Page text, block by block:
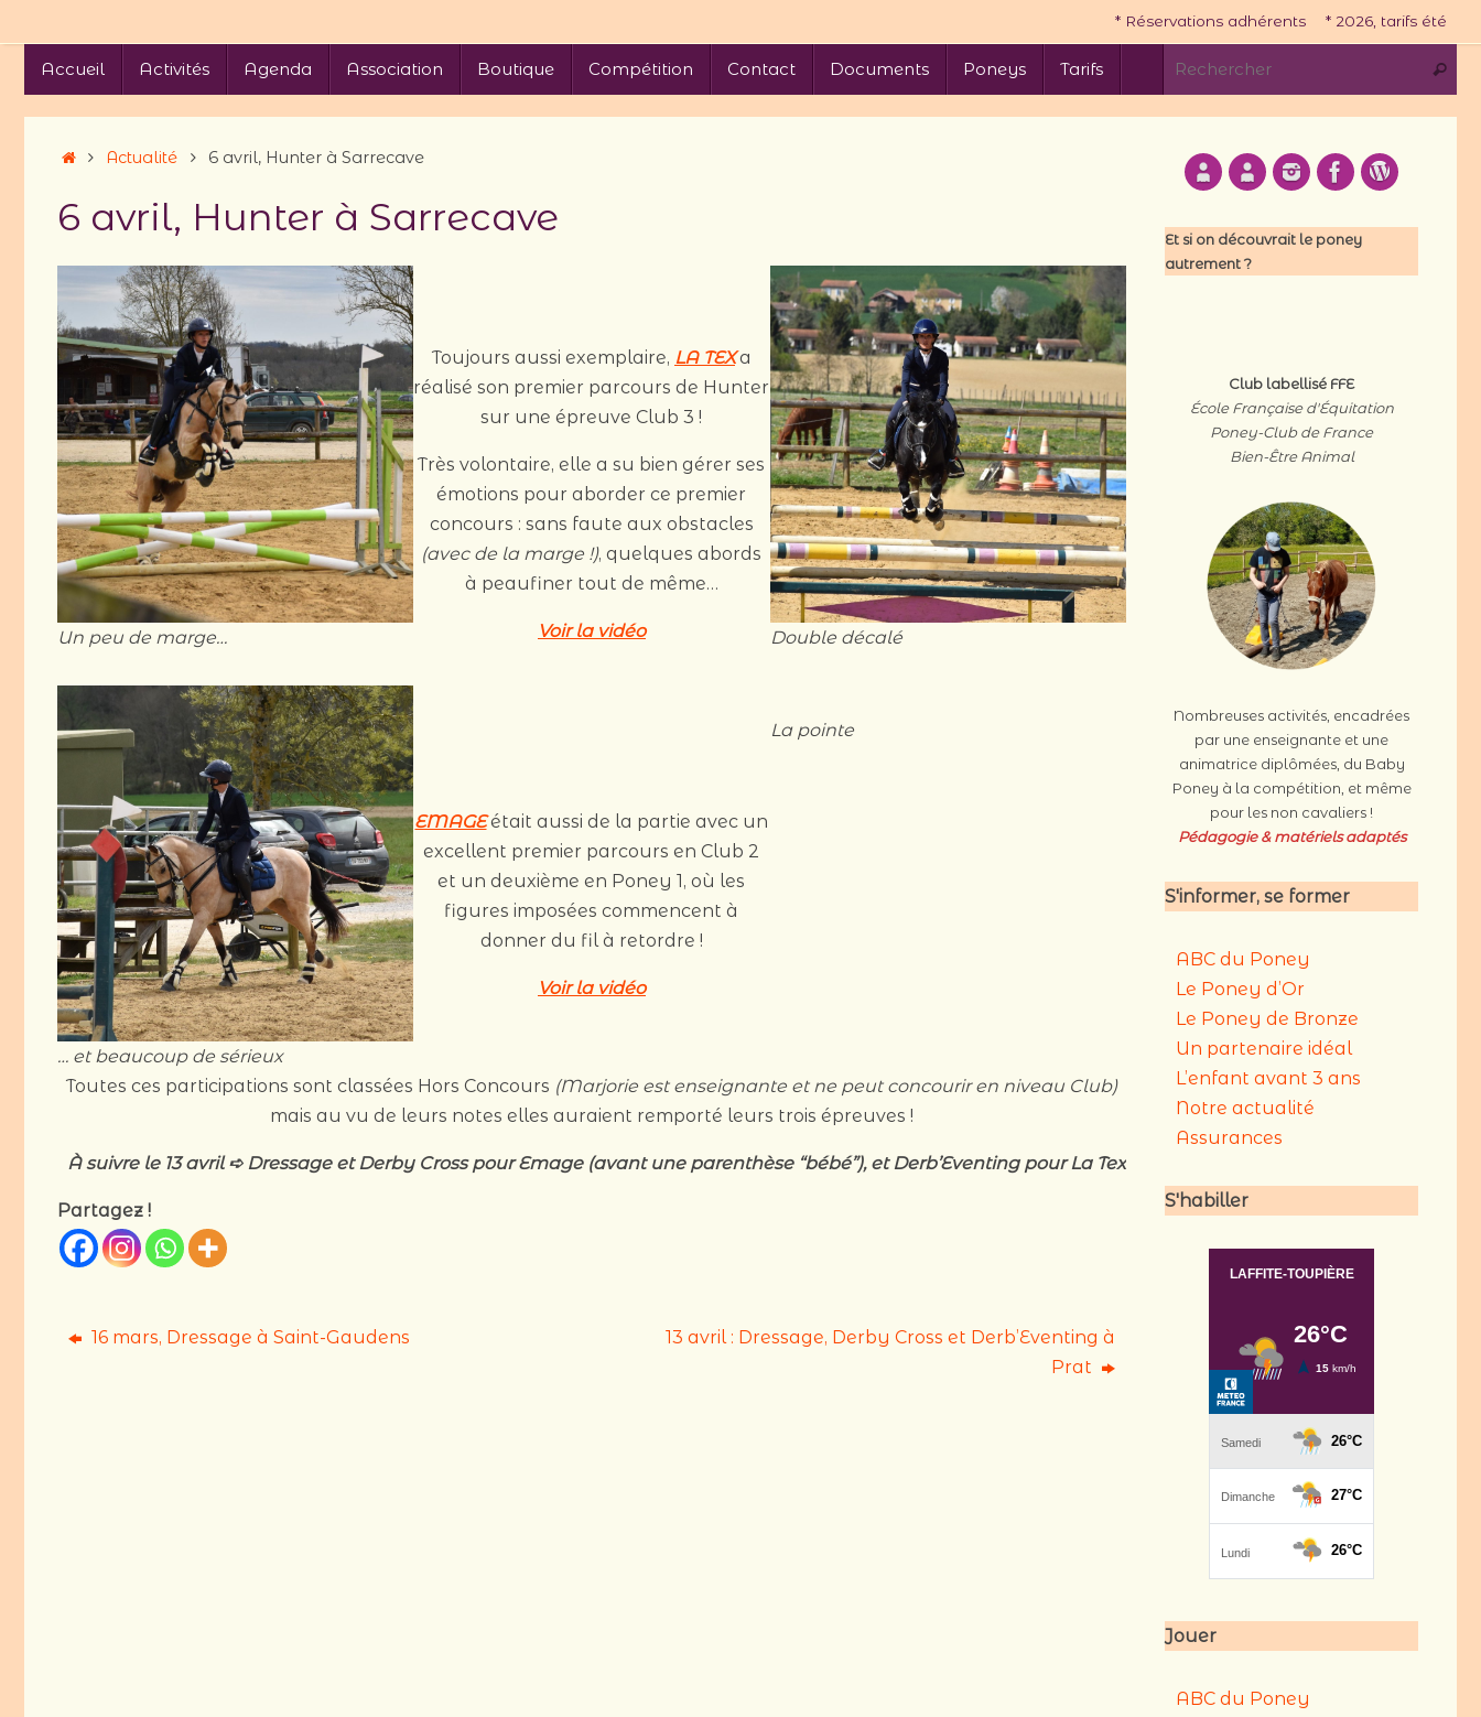
au
contenu
* Réservations adhérents * 2026, tarifs été
au
contenu
Accueil Activités Agenda Association Boutique Compétition Contact Documents Poneys Tarifs
Accueil
Actualité 6 avril, Hunter à Sarrecave
6 avril, Hunter à Sarrecave
Un peu de marge…
… et beaucoup de sérieux
Toujours aussi exemplaire, LA TEXa
réalisé son premier parcours de Hunter
sur une épreuve Club 3 !
Très volontaire, elle a su bien gérer ses
émotions pour aborder ce premier
concours : sans faute aux obstacles
(avec de la marge !), quelques abords
à peaufiner tout de même…
Voir la vidéo
EMAGE était aussi de la partie avec un
excellent premier parcours en Club 2
et un deuxième en Poney 1, où les
figures imposées commencent à
donner du fil à retordre !
Voir la vidéo
Double décalé
La pointe
Toutes ces participations sont classées Hors Concours (Marjorie est enseignante et ne peut concourir en niveau Club)
mais au vu de leurs notes elles auraient remporté leurs trois épreuves !
À suivrele 13 avril➪ Dressage et Derby Cross pour Emage (avant une parenthèse “bébé”), et Derb’Eventing pour La Tex
Partagez !
16 mars, Dressage à Saint-Gaudens
13 avril : Dressage, Derby Cross et Derb’Eventing à
Prat
Et si on découvrait le poney
autrement ?
Club labellisé FFE
École Française d'Équitation
Poney-Club de France
Bien-Être Animal
Nombreuses activités, encadrées
par une enseignante et une
animatrice diplômées, du Baby
Poney à la compétition, et même
pour les non cavaliers !
Pédagogie & matérielsadaptés
S'informer, se former
ABC du Poney
Le Poney d’Or
Le Poney de Bronze
Un partenaire idéal
L’enfant avant 3 ans
Notre actualité
Assurances
S'habiller
Jouer
ABC du Poney